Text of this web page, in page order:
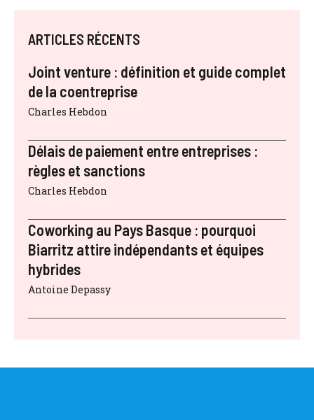
ARTICLES RÉCENTS
Joint venture : définition et guide complet
de la coentreprise
Charles Hebdon
Délais de paiement entre entreprises :
règles et sanctions
Charles Hebdon
Coworking au Pays Basque : pourquoi
Biarritz attire indépendants et équipes
hybrides
Antoine Depassy